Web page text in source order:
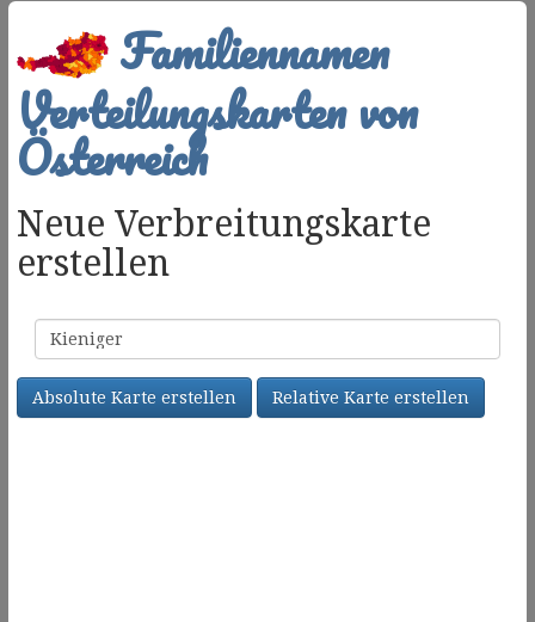
Familiennamen
Verteilungskarten von
Österreich
Neue Verbreitungskarte
erstellen
Familienname
Absolute Karte erstellen Relative Karte erstellen